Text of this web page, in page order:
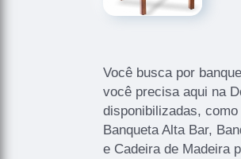
Você busca por
você precisa aqui na
disponibilizadas,
Banqueta Alta Bar,
e Cadeira de Madeira